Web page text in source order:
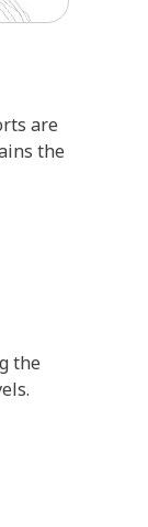
are
the
the